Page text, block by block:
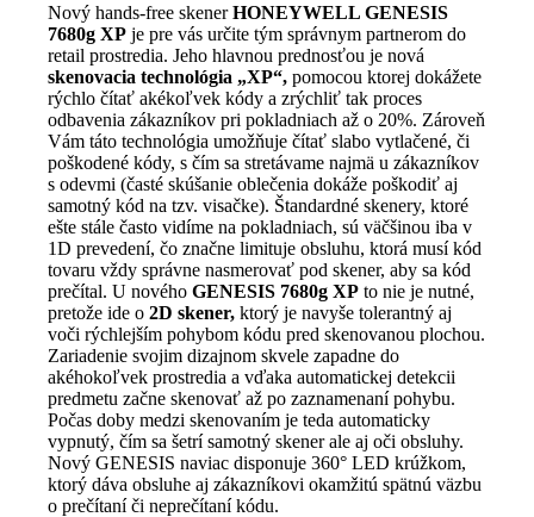
Nový hands-free skenerHONEYWELL GENESIS
7680g XP je pre vás určite tým správnym partnerom do
retail prostredia. Jeho hlavnou prednosťou je nová
skenovacia technológia „XP“, pomocou ktorej dokážete
rýchlo čítať akékoľvek kódy a zrýchliť tak proces
odbavenia zákazníkov pri pokladniach až o 20%. Zároveň
Vám táto technológia umožňuje čítať slabo vytlačené, či
poškodené kódy, s čím sa stretávame najmä u zákazníkov
s odevmi (časté skúšanie oblečenia dokáže poškodiť aj
samotný kód na tzv. visačke). Štandardné skenery, ktoré
ešte stále často vidíme na pokladniach, sú väčšinou iba v
1D prevedení, čo značne limituje obsluhu, ktorá musí kód
tovaru vždy správne nasmerovať pod skener, aby sa kód
prečítal. U novéhoGENESIS 7680g XP to nie je nutné,
pretože ide o 2D skener, ktorý je navyše tolerantný aj
voči rýchlejším pohybom kódu pred skenovanou plochou.
Zariadenie svojim dizajnom skvele zapadne do
akéhokoľvek prostredia a vďaka automatickej detekcii
predmetu začne skenovať až po zaznamenaní pohybu.
Počas doby medzi skenovaním je teda automaticky
vypnutý, čím sa šetrí samotný skener ale aj oči obsluhy.
Nový GENESIS naviac disponuje 360° LED krúžkom,
ktorý dáva obsluhe aj zákazníkovi okamžitú spätnú väzbu
o prečítaní či neprečítaní kódu.